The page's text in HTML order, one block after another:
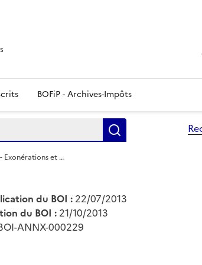
BOFiP - Archives-Impôts
Exonérations et …
du BOI : 22/07/2013
du BOI : 21/10/2013
ANNX-000229